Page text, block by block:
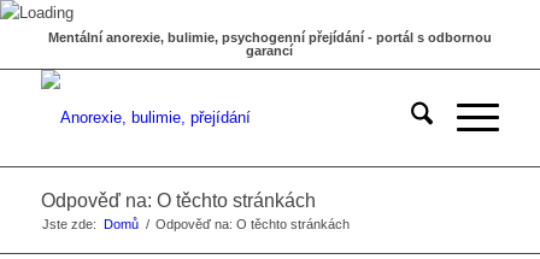
Mentální anorexie, bulimie, psychogenní přejídání - portál s odbornou
garancí
Odpověď na: O těchto stránkách
Jste zde: Domů / Odpověď na: O těchto stránkách